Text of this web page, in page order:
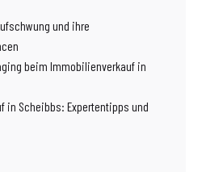
und ihre
beim Immobilienverkauf in
in Scheibbs: Expertentipps und